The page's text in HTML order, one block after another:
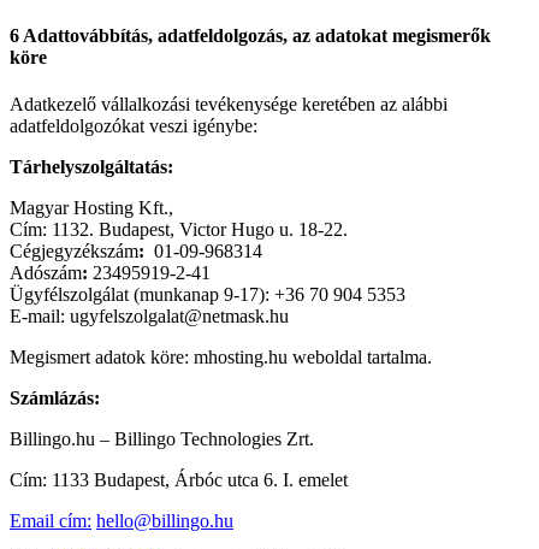
6 Adattovábbítás, adatfeldolgozás, az adatokat megismerők
köre
Adatkezelő vállalkozási tevékenysége keretében az alábbi
adatfeldolgozókat veszi igénybe:
Tárhelyszolgáltatás:
Magyar Hosting Kft.,
Cím: 1132. Budapest, Victor Hugo u. 18-22.
Cégjegyzékszám: 01-09-968314
Adószám: 23495919-2-41
Ügyfélszolgálat (munkanap 9-17): +36 70 904 5353
E-mail: ugyfelszolgalat@netmask.hu
Megismert adatok köre: mhosting.hu weboldal tartalma.
Számlázás:
Billingo.hu – Billingo Technologies Zrt.
Cím: 1133 Budapest, Árbóc utca 6. I. emelet
Email cím: hello@billingo.hu